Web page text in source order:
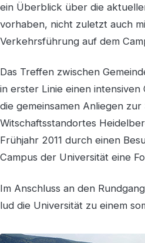
ein Überblick über die
vorhaben, nicht zuletzt auch
Verkehrsführung auf dem
Das Treffen zwischen
in erster Linie einen
die gemeinsamen Anliegen
Witschaftsstandortes
Frühjahr 2011 durch einen
Campus der Universität eine
Im Anschluss an den
lud die Universität zu einem